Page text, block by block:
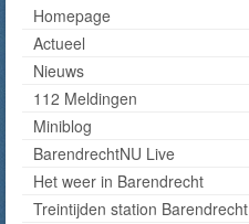
Homepage
Actueel
Nieuws
112 Meldingen
Miniblog
BarendrechtNU Live
Het weer in Barendrecht
Treintijden station Barendrecht